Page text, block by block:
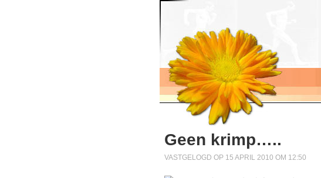
Geen krimp…..
VASTGELOGD OP 15 APRIL 2010 OM 12:50